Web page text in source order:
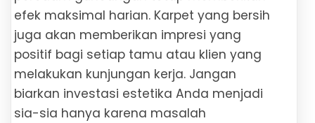
efek maksimal harian. Karpet yang bersih
juga akan memberikan impresi yang
positif bagi setiap tamu atau klien yang
melakukan kunjungan kerja. Jangan
biarkan investasi estetika Anda menjadi
sia-sia hanya karena masalah